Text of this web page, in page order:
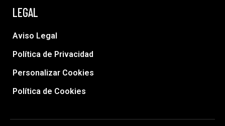
LEGAL
Aviso Legal
Política de Privacidad
Personalizar Cookies
Política de Cookies